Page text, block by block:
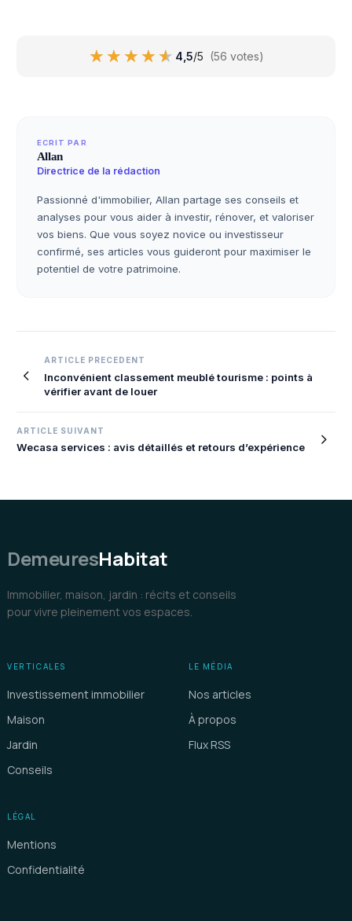
★★★★★
★★★★★ 4,5/5 (56 votes)
ECRIT PAR
Allan
Directrice de la rédaction
Passionné d'immobilier, Allan partage ses conseils et
analyses pour vous aider à investir, rénover, et valoriser
vos biens. Que vous soyez novice ou investisseur
confirmé, ses articles vous guideront pour maximiser le
potentiel de votre patrimoine.
Navigation
de
ARTICLE PRECEDENT
Inconvénient classement meublé tourisme : points à
vérifier avant de louer
ARTICLE SUIVANT
Wecasa services : avis détaillés et retours d’expérience
DemeuresHabitat
Immobilier, maison, jardin : récits et conseils
pour vivre pleinement vos espaces.
VERTICALES
Investissement immobilier
Maison
Jardin
Conseils
LE MÉDIA
Nos articles
À propos
Flux RSS
LÉGAL
Mentions
Confidentialité